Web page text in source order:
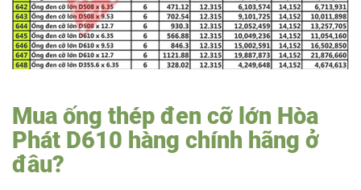
Mua ống thép đen cỡ lớn Hòa
Phát D610 hàng chính hãng ở
đâu?